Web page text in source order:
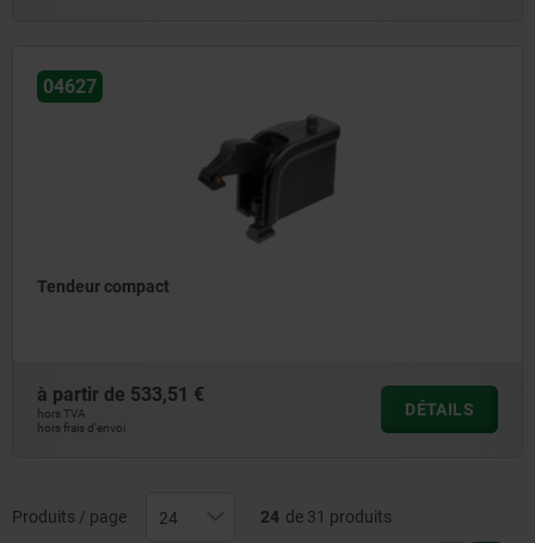
04627
Tendeur compact
à partir de 533,51 €
hors TVA
hors frais d’envoi
DÉTAILS
Produits / page 24 de 31 produits